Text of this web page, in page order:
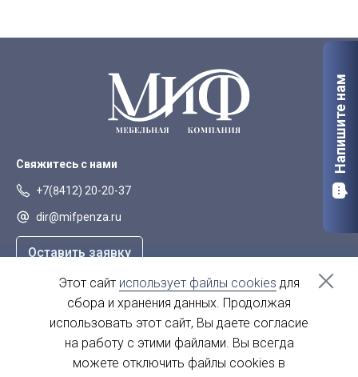
Свяжитесь с нами
+7(8412) 20-20-37
dir@mifpenza.ru
Оставить заявку
г. Пенза, ул. Аустрина, 139а
пн-пт - с 9.00-18.00
сб, вс - выходной
Напишите нам
Этот сайт использует файлы cookies для
сбора и хранения данных. Продолжая
использовать этот сайт, Вы даете согласие
на работу с этими файлами. Вы всегда
можете отключить файлы cookies в